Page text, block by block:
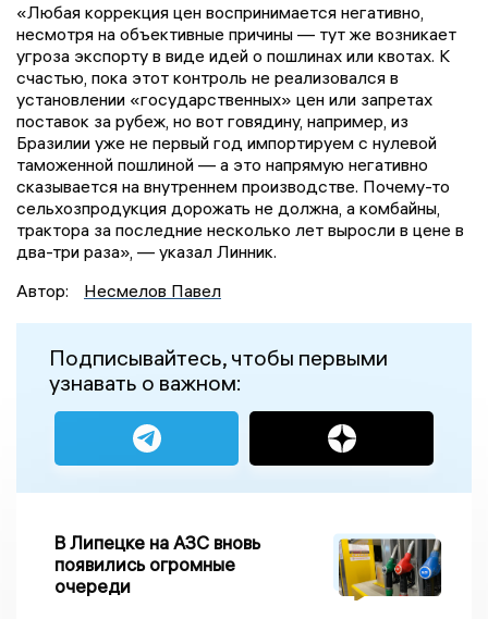
«Любая коррекция цен воспринимается негативно,
несмотря на объективные причины — тут же возникает
угроза экспорту в виде идей о пошлинах или квотах. К
счастью, пока этот контроль не реализовался в
установлении «государственных» цен или запретах
поставок за рубеж, но вот говядину, например, из
Бразилии уже не первый год импортируем с нулевой
таможенной пошлиной — а это напрямую негативно
сказывается на внутреннем производстве. Почему-то
сельхозпродукция дорожать не должна, а комбайны,
трактора за последние несколько лет выросли в цене в
два-три раза», — указал Линник.
Автор:
Несмелов Павел
Подписывайтесь, чтобы первыми
узнавать о важном:
В Липецке на АЗС вновь
появились огромные
очереди